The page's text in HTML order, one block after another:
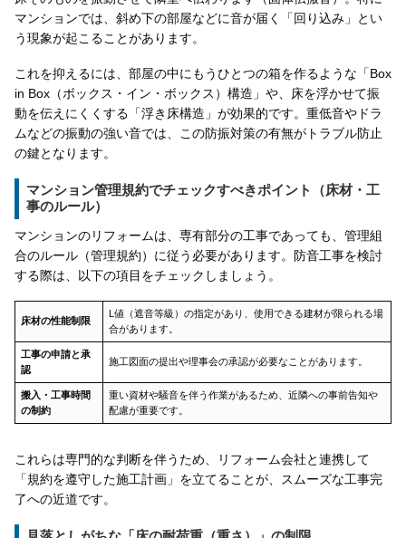
マンションでは、斜め下の部屋などに音が届く「回り込み」とい
う現象が起こることがあります。
これを抑えるには、部屋の中にもうひとつの箱を作るような「Box
in Box（ボックス・イン・ボックス）構造」や、床を浮かせて振
動を伝えにくくする「浮き床構造」が効果的です。重低音やドラ
ムなどの振動の強い音では、この防振対策の有無がトラブル防止
の鍵となります。
マンション管理規約でチェックすべきポイント（床材・工
事のルール）
マンションのリフォームは、専有部分の工事であっても、管理組
合のルール（管理規約）に従う必要があります。防音工事を検討
する際は、以下の項目をチェックしましょう。
床材の性能制限
L値（遮音等級）の指定があり、使用できる建材が限られる場
合があります。
工事の申請と承
認
施工図面の提出や理事会の承認が必要なことがあります。
搬入・工事時間
の制約
重い資材や騒音を伴う作業があるため、近隣への事前告知や
配慮が重要です。
これらは専門的な判断を伴うため、リフォーム会社と連携して
「規約を遵守した施工計画」を立てることが、スムーズな工事完
了への近道です。